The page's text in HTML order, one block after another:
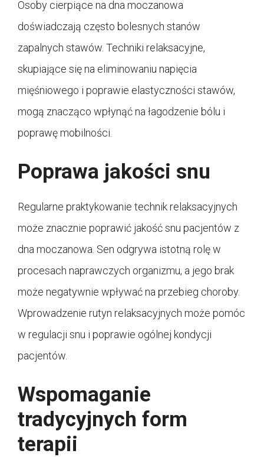
Osoby cierpiące na dna moczanowa
doświadczają często bolesnych stanów
zapalnych stawów. Techniki relaksacyjne,
skupiające się na eliminowaniu napięcia
mięśniowego i poprawie elastyczności stawów,
mogą znacząco wpłynąć na łagodzenie bólu i
poprawę mobilności.
Poprawa jakości snu
Regularne praktykowanie technik relaksacyjnych
może znacznie poprawić jakość snu pacjentów z
dna moczanowa. Sen odgrywa istotną rolę w
procesach naprawczych organizmu, a jego brak
może negatywnie wpływać na przebieg choroby.
Wprowadzenie rutyn relaksacyjnych może pomóc
w regulacji snu i poprawie ogólnej kondycji
pacjentów.
Wspomaganie
tradycyjnych form
terapii